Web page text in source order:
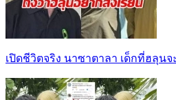
เปิดชีวิตจริง นาซาตาลา เด็กที่ฮลุนจ